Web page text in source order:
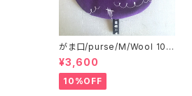
がま口/purse/M/Wool 10
0%
¥3,600
10%OFF